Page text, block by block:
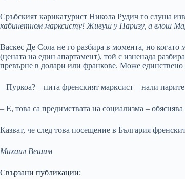
Сръбският карикатурист Никола Рудич го слуша
кабинетном марксисту! Живуш у Паризу, а влош
Васкес Де Сола не го разбира в момента, но когато
(цената на един апартамент), той с изненада
превърне в долари или франкове. Може единствено
– Пуркоа? – пита френският марксист – нали
– Е, това са предимствата на социализма –
Казват, че след това посещение в България
Михаил Вешим
Свързани публикации: